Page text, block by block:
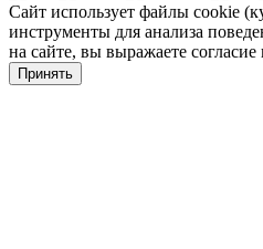
Сайт использует файлы cookie
инструменты для анализа
на сайте, вы выражаете
Принять